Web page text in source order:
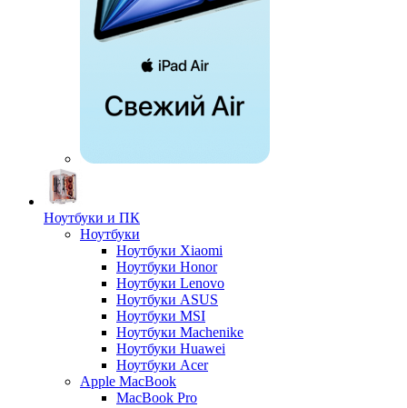
Ноутбуки и ПК
Ноутбуки
Ноутбуки Xiaomi
Ноутбуки Honor
Ноутбуки Lenovo
Ноутбуки ASUS
Ноутбуки MSI
Ноутбуки Machenike
Ноутбуки Huawei
Ноутбуки Acer
Apple MacBook
MacBook Pro